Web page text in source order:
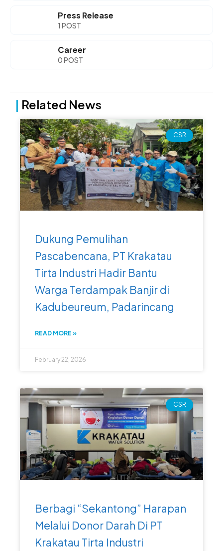
Press Release
1 POST
Career
0 POST
| Related News
CSR
Dukung Pemulihan
Pascabencana, PT Krakatau
Tirta Industri Hadir Bantu
Warga Terdampak Banjir di
Kadubeureum, Padarincang
READ MORE »
February 22, 2026
CSR
Berbagi “Sekantong” Harapan
Melalui Donor Darah Di PT
Krakatau Tirta Industri
PagePagePagePage Page